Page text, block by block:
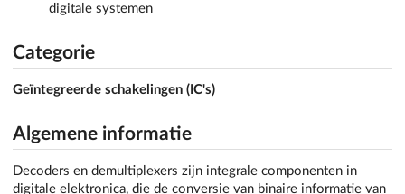
digitale systemen
Categorie
Geïntegreerde schakelingen (IC's)
Algemene informatie
Decoders en demultiplexers zijn integrale componenten in
digitale elektronica, die de conversie van binaire informatie van